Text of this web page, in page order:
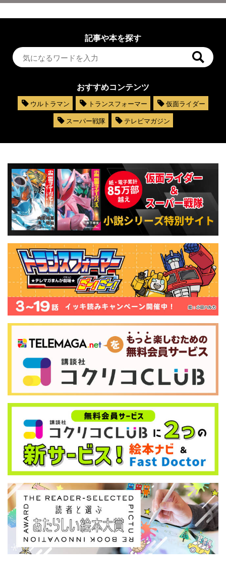
記事や本を探す
おすすめコンテンツ
ウルトラマン トランスフォーマー
仮面ライダー
スーパー戦隊
テレビマガジン